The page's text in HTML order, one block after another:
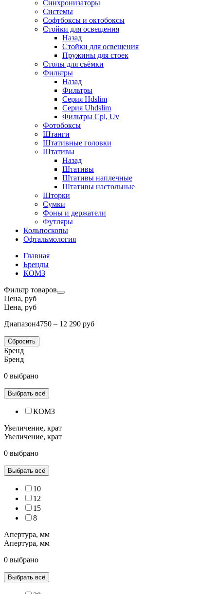
Синхронизаторы
Системы
Софтбоксы и октобоксы
Стойки для освещения
Назад
Стойки для освещения
Пружины для стоек
Столы для съёмки
Фильтры
Назад
Фильтры
Серия Hdslim
Серия Uhdslim
Фильтры Cpl, Uv
Фотобоксы
Штанги
Штативные головки
Штативы
Назад
Штативы
Штативы наплечные
Штативы настольные
Шторки
Сумки
Фоны и держатели
Футляры
Кольпоскопы
Офтальмология
Главная
Бренды
КОМЗ
Фильтр товаров
Цена, руб
Цена, руб
Диапазон4750 – 12 290 руб
Сбросить
Бренд
Бренд
0 выбрано
Выбрать всё
КОМЗ
Увеличение, крат
Увеличение, крат
0 выбрано
Выбрать всё
10
12
15
8
Апертура, мм
Апертура, мм
0 выбрано
Выбрать всё